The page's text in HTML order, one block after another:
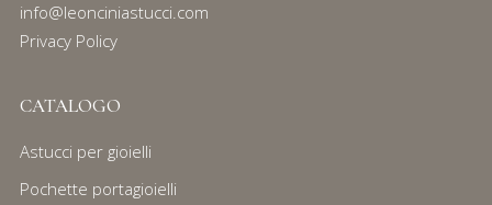
info@leonciniastucci.com
Privacy Policy
CATALOGO
Astucci per gioielli
Pochette portagioielli